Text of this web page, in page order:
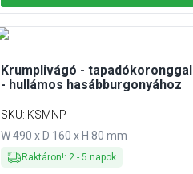
Krumplivágó - tapadókoronggal
- hullámos hasábburgonyához
SKU: KSMNP
W 490 x D 160 x H 80 mm
Raktáron!: 2 -5 napok